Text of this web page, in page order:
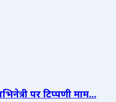
पर टिप्पणी माम...